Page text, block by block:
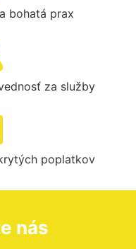
bohatá prax
za služby
poplatkov
nás